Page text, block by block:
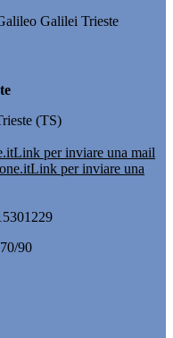
Galilei Trieste
(TS)
Link per inviare una mail
Link per inviare una
90